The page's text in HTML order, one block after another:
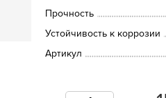
Прочность
Устойчивость к коррозии
Артикул